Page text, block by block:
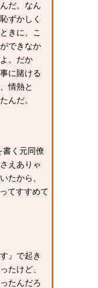
だ。なん
ずかしく
きに、こ
できなか
。だか
に賭ける
情熱と
んだ。
く元同僚
えありゃ
たから、
てすすめて
』で起き
たけど、
たんだろ